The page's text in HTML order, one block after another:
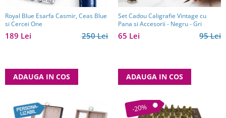
Royal Blue Esarfa Casmir, Ceas Blue
si Cercei One
250 Lei
189 Lei
ADAUGA IN COS
Set Cadou Caligrafie Vintage cu
Pana si Accesorii - Negru - Gri
95 Lei
65 Lei
ADAUGA IN COS
-20%